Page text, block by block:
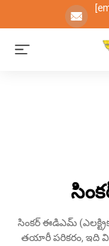
సింకర్ ఈడిఎమ్
తయారీ పరికరం, ఇది